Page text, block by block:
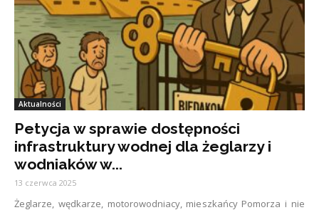
Aktualności
Petycja w sprawie dostępności
infrastruktury wodnej dla żeglarzy i
wodniaków w...
13 czerwca 2025
Żeglarze, wędkarze, motorowodniacy, mieszkańcy Pomorza i nie